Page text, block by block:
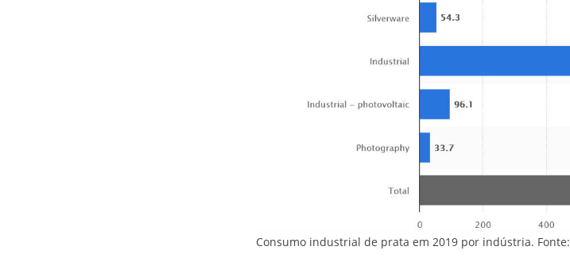
Consumo industrial de prata em 2019 por indústria. Fonte: